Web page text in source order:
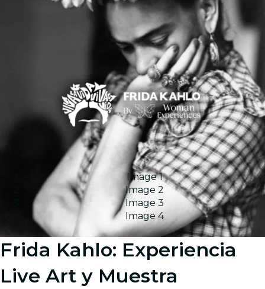
Image 1
Image 2
Image 3
Image 4
Frida Kahlo: Experiencia
Live Art y Muestra